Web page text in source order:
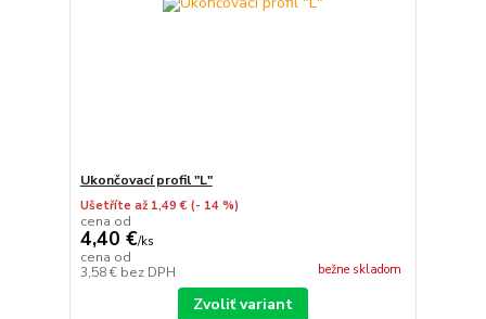
Ukončovací profil "L"
Ušetříte až 1,49 € (- 14 %)
cena od
4,40 €/ks
cena od
3,58 € bez DPH bežne skladom
Zvoliť variant